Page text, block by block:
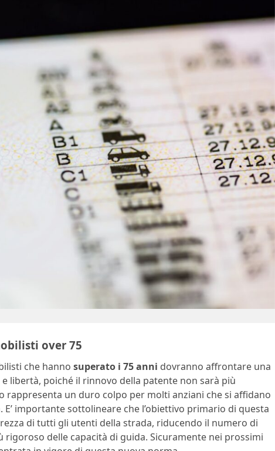
over 75
che hanno superato i 75 anni dovranno affrontare una
libertà, poiché il rinnovo della patente non sarà più
rappresenta un duro colpo per molti anziani che si affidano
importante sottolineare che l’obiettivo primario di questa
di tutti gli utenti della strada, riducendo il numero di
delle capacità di guida. Sicuramente nei prossimi